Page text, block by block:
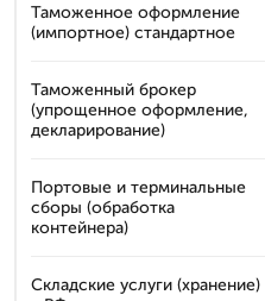
Таможенное оформление
(импортное) стандартное
Таможенный брокер
(упрощенное оформление,
декларирование)
Портовые и терминальные
сборы (обработка
контейнера)
Складские услуги (хранение)